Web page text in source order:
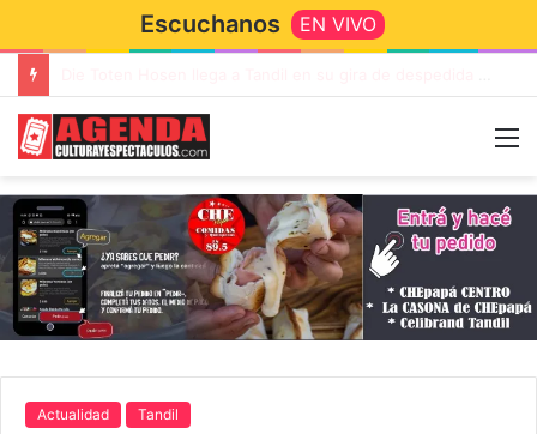
Escuchanos EN VIVO
Actualidad Tandil